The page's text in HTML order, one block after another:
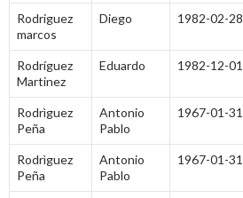
Rodriguez
marcos
Diego 1982-02-28
Rodríguez
Martinez
Eduardo 1982-12-01
Rodrìguez
Peña
Antonio
Pablo
1967-01-31
Rodrìguez
Peña
Antonio
Pablo
1967-01-31